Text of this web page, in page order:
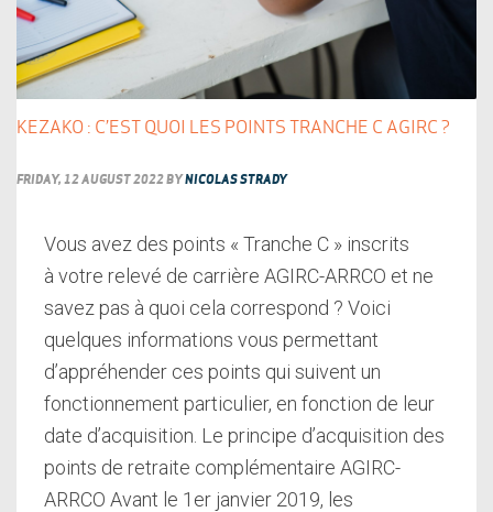
KEZAKO : C’EST QUOI LES POINTS TRANCHE C AGIRC ?
FRIDAY, 12 AUGUST 2022BY NICOLAS STRADY
Vous avez des points « Tranche C » inscrits
à votre relevé de carrière AGIRC-ARRCO et ne
savez pas à quoi cela correspond ? Voici
quelques informations vous permettant
d’appréhender ces points qui suivent un
fonctionnement particulier, en fonction de leur
date d’acquisition. Le principe d’acquisition des
points de retraite complémentaire AGIRC-
ARRCO Avant le 1er janvier 2019, les